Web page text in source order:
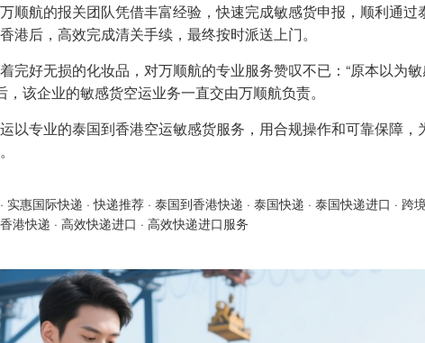
顺航的报关团队凭借丰富经验，快速完成敏感货申报，顺利通
港后，高效完成清关手续，最终按时派送上门。
完好无损的化妆品，对万顺航的专业服务赞叹不已：“原本以为
，该企业的敏感货空运业务一直交由万顺航负责。
以专业的泰国到香港空运敏感货服务，用合规操作和可靠保障
· 实惠国际快递 ·快递推荐 · 泰国到香港快递 · 泰国快递 · 泰国快递进口 · 跨
香港快递 · 高效快递进口 · 高效快递进口服务